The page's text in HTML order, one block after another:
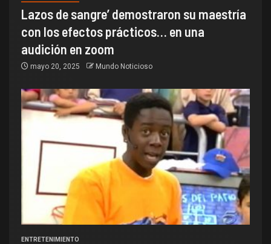
Lazos de sangre’ demostraron su maestría
con los efectos prácticos… en una
audición en zoom
mayo 20, 2025 Mundo Noticioso
ENTRETENIMIENTO